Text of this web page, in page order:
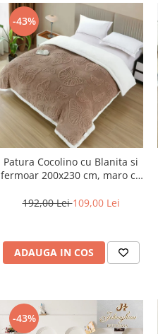
-43%
Patura Cocolino cu Blanita si
fermoar 200x230 cm, maro cu
192,00 Lei109,00 Lei
ADAUGA IN COS
-43%